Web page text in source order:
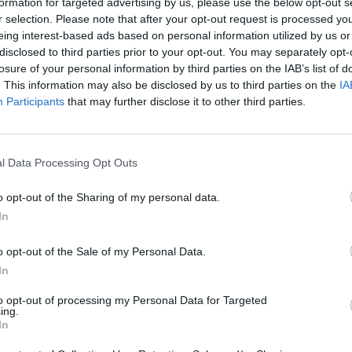
selection. Please note that after your opt-out request is processed
interest-based ads based on personal information utilized by us
to third parties prior to your opt-out. You may separately
of your personal information by third parties on the IAB’s list of
This information may also be disclosed by us to third parties on the
Participants that may further disclose it to other third parties.
Data Processing Opt Outs
opt-out of the Sharing of my personal data.
opt-out of the Sale of my Personal Data.
opt-out of processing my Personal Data for Targeted
Cím: Dudás Attila
Műgyűjtők Háza kft.
Budapest
1023.Bp. Zsigmond tér 11.
Telefon: 18008123
Bemutatkozás: 2013 nyarán nyitottuk meg
optimális áron, gyorsan találjanak vevőt
gyűjteményüket változatos kínálatunkból.
árverést! Kedd-től péntek-ig 11.00-este 18.00